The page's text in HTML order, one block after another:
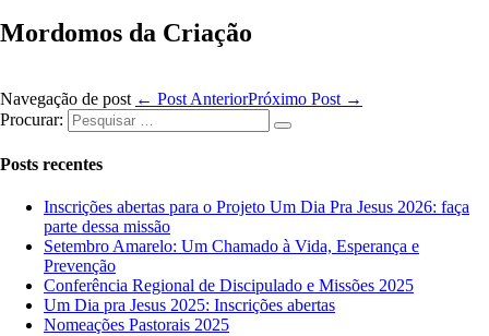
Mordomos da Criação
Navegação de post ← Post AnteriorPróximo Post →
Procurar:
Posts recentes
Inscrições abertas para o Projeto Um Dia Pra Jesus 2026: faça
parte dessa missão
Setembro Amarelo: Um Chamado à Vida, Esperança e
Prevenção
Conferência Regional de Discipulado e Missões 2025
Um Dia pra Jesus 2025: Inscrições abertas
Nomeações Pastorais 2025